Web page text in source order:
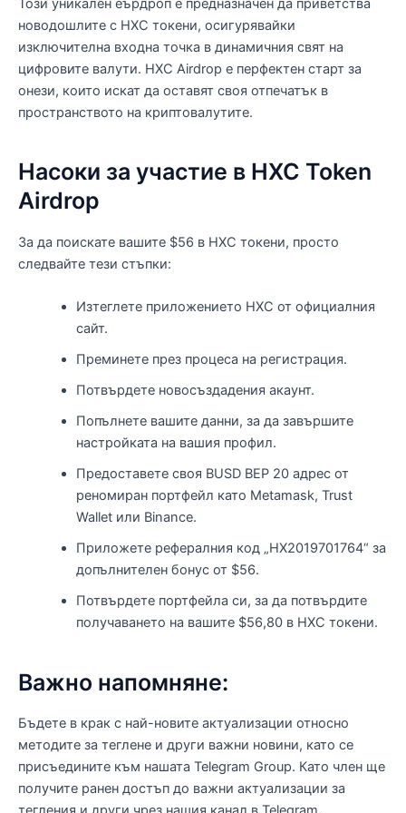
Този уникален еърдроп е предназначен да приветства
новодошлите с HXC токени, осигурявайки
изключителна входна точка в динамичния свят на
цифровите валути. HXC Airdrop е перфектен старт за
онези, които искат да оставят своя отпечатък в
пространството на криптовалутите.
Насоки за участие в HXC Token
Airdrop
За да поискате вашите $56 в HXC токени, просто
следвайте тези стъпки:
Изтеглете приложението HXC от официалния
сайт.
Преминете през процеса на регистрация.
Потвърдете новосъздадения акаунт.
Попълнете вашите данни, за да завършите
настройката на вашия профил.
Предоставете своя BUSD BEP 20 адрес от
реномиран портфейл като Metamask, Trust
Wallet или Binance.
Приложете рефералния код „HX2019701764“ за
допълнителен бонус от $56.
Потвърдете портфейла си, за да потвърдите
получаването на вашите $56,80 в HXC токени.
Важно напомняне:
Бъдете в крак с най-новите актуализации относно
методите за теглене и други важни новини, като се
присъедините към нашата Telegram Group. Като член ще
получите ранен достъп до важни актуализации за